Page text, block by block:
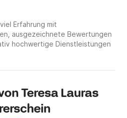
Erfahrung mit
ausgezeichnete Bewertungen
hochwertige Dienstleistungen
Teresa Lauras